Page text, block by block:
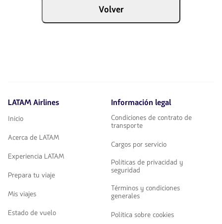
Volver
LATAM Airlines
Inicio
Acerca de LATAM
Experiencia LATAM
Prepara tu viaje
Mis viajes
Estado de vuelo
Información legal
Condiciones de contrato de
transporte
Cargos por servicio
Políticas de privacidad y
seguridad
Términos y condiciones
generales
Política sobre cookies